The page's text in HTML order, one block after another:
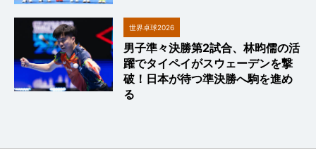
世界卓球2026
男子準々決勝第2試合、林昀儒の活
躍でタイペイがスウェーデンを撃
破！日本が待つ準決勝へ駒を進め
る